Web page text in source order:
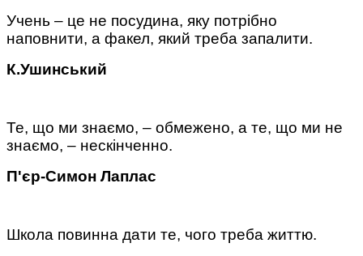
Учень – це не посудина, яку потрібно
наповнити, а факел, який треба запалити.
К.Ушинський
Те, що ми знаємо, – обмежено, а те, що ми не
знаємо, – нескінченно.
П'єр-Симон Лаплас
Школа повинна дати те, чого треба життю.